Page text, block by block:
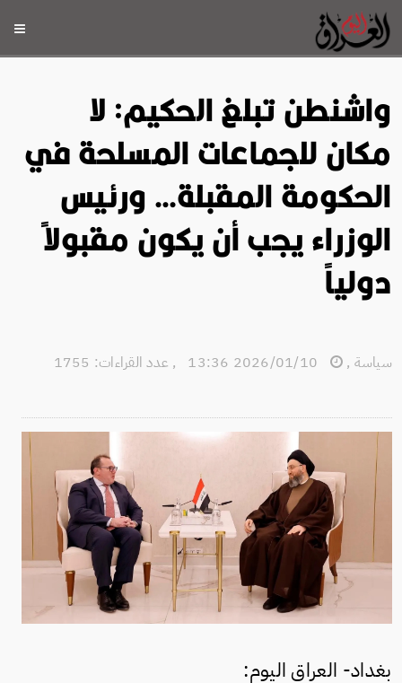
واشنطن تبلغ الحكيم: لا
مكان للجماعات المسلحة في
الحكومة المقبلة… ورئيس
الوزراء يجب أن يكون مقبولاً
دولياً
سياسة ,
, عدد القراءات: 1755
بغداد- العراق اليوم: